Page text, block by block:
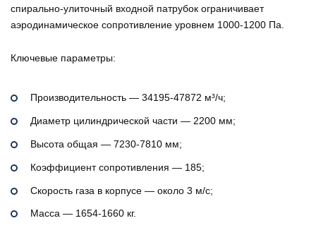
спирально-улиточный входной патрубок ограничивает
аэродинамическое сопротивление уровнем 1000-1200 Па.
Ключевые параметры:
Производительность — 34195-47872 м³/ч;
Диаметр цилиндрической части — 2200 мм;
Высота общая — 7230-7810 мм;
Коэффициент сопротивления — 185;
Скорость газа в корпусе — около 3 м/с;
Масса — 1654-1660 кг.